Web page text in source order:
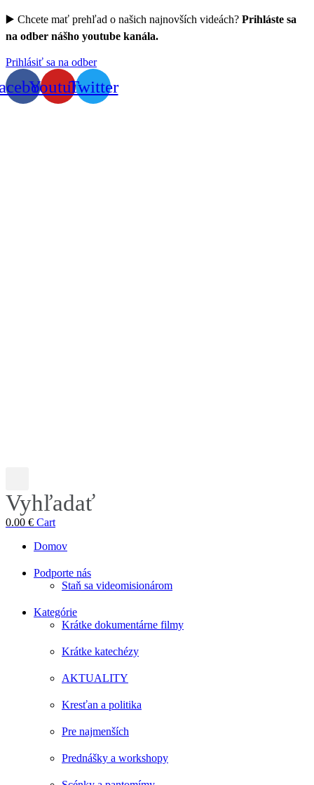
▶️ Chcete mať prehľad o našich najnovších videách? Prihláste sa
na odber nášho youtube kanála.
Prihlásiť sa na odber
YoutubeTwitter
Vyhľadať
0.00 € Cart
Domov
Podporte nás
Staň sa videomisionárom
Kategórie
Krátke dokumentárne filmy
Krátke katechézy
AKTUALITY
Kresťan a politika
Pre najmenších
Prednášky a workshopy